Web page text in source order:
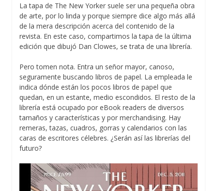
La tapa de The New Yorker suele ser una pequeña obra
de arte, por lo linda y porque siempre dice algo más allá
de la mera descripción acerca del contenido de la
revista. En este caso, compartimos la tapa de la última
edición que dibujó Dan Clowes, se trata de una librería.
Pero tomen nota. Entra un señor mayor, canoso,
seguramente buscando libros de papel. La empleada le
indica dónde están los pocos libros de papel que
quedan, en un estante, medio escondidos. El resto de la
librería está ocupado por eBook readers de diversos
tamaños y características y por merchandising. Hay
remeras, tazas, cuadros, gorras y calendarios con las
caras de escritores célebres. ¿Serán así las librerías del
futuro?